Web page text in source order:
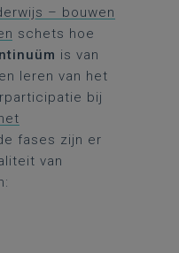
– bouwen
schets hoe
is van
leren van het
bij
fases zijn er
van